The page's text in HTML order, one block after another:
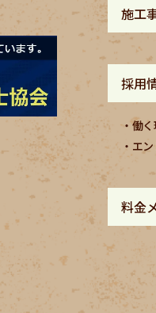
施工
採用
働
エ
料金